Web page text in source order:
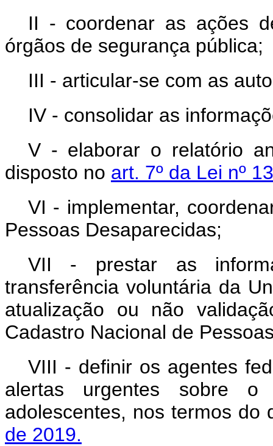
II - coordenar as ações
órgãos de segurança pública;
III - articular-se com as
IV - consolidar as
V - elaborar o relatório
disposto no art. 7º da Lei nº
VI - implementar,
Pessoas Desaparecidas;
VII - prestar as
transferência voluntária da
atualização ou não
Cadastro Nacional de
VIII - definir os agentes
alertas urgentes sobre o
adolescentes, nos termos do
de 2019.